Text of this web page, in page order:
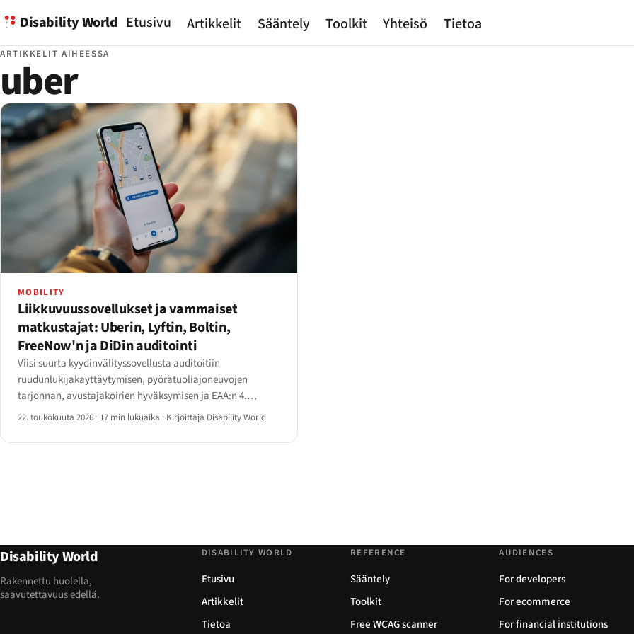
Disability World Etusivu Artikkelit Sääntely Toolkit Yhteisö Tietoa
ARTIKKELIT AIHEESSA
uber
MOBILITY
Liikkuvuussovellukset ja vammaiset
matkustajat: Uberin, Lyftin, Boltin,
FreeNow'n ja DiDin auditointi
Viisi suurta kyydinvälityssovellusta auditoitiin
ruudunlukijakäyttäytymisen, pyörätuoliajoneuvojen
tarjonnan, avustajakoirien hyväksymisen ja EAA:n 4.
artiklan säädöstenmukaisuuden osalta.
22. toukokuuta 2026 · 17 min lukuaika · Kirjoittaja Disability World
Disability World
Rakennettu huolella,
saavutettavuus edellä.
DISABILITY WORLD
Etusivu
Artikkelit
Tietoa
REFERENCE
Sääntely
Toolkit
Free WCAG scanner
AUDIENCES
For developers
For ecommerce
For financial institutions